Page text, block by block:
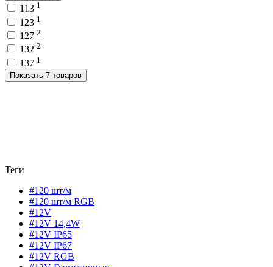
113 1
123 1
127 2
132 2
137 1
Показать 7 товаров
Теги
#120 шт/м
#120 шт/м RGB
#12V
#12V 14,4W
#12V IP65
#12V IP67
#12V RGB